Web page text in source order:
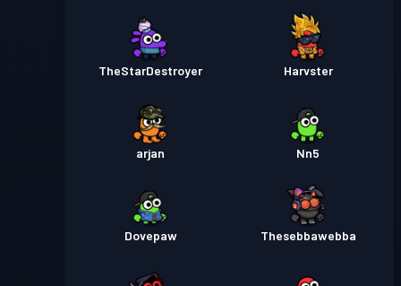
TheStarDestroyer Harvster
arjan Nn5
Dovepaw Thesebbawebba